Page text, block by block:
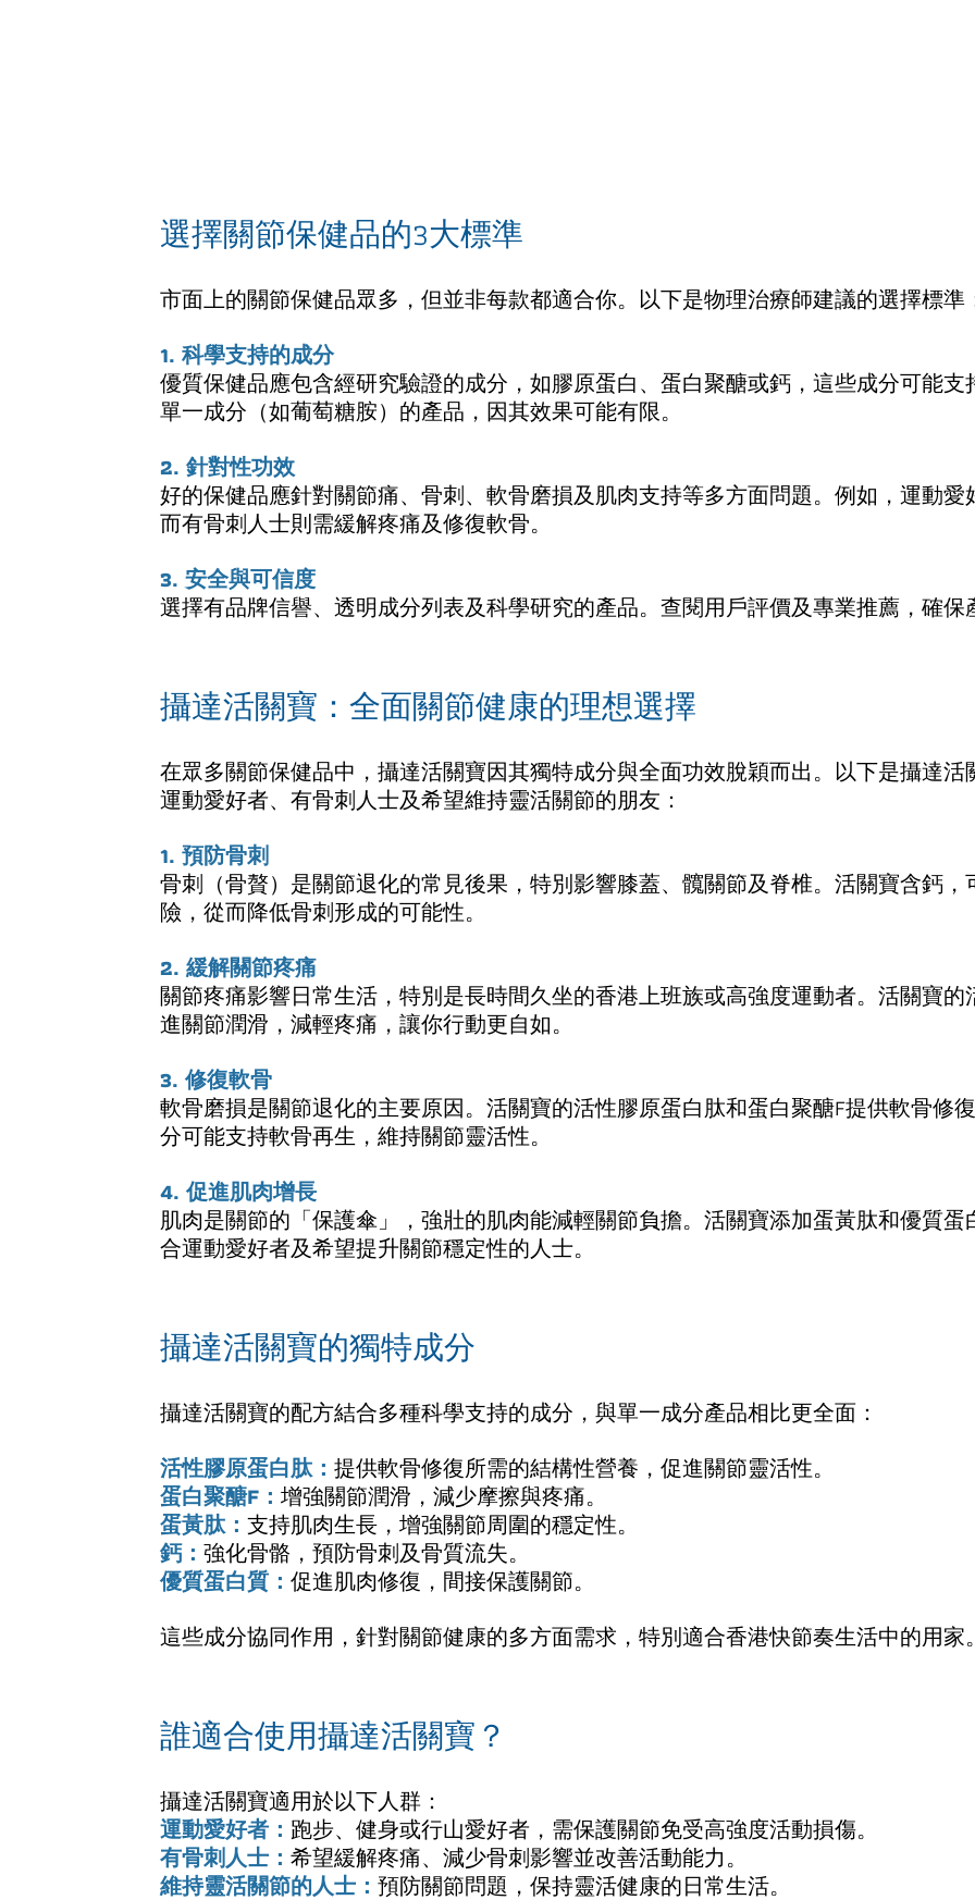
選擇關節保健品的3大標準
市面上的關節保健品眾多，但並非每款都適合你。以下是物理治療師建議的選擇標準
1. 科學支持的成分
優質保健品應包含經研究驗證的成分，如膠原蛋白、蛋白聚醣或鈣，這些成分可能
單一成分（如葡萄糖胺）的產品，因其效果可能有限。
2. 針對性功效
好的保健品應針對關節痛、骨刺、軟骨磨損及肌肉支持等多方面問題。例如，運動愛
而有骨刺人士則需緩解疼痛及修復軟骨。
3. 安全與可信度
選擇有品牌信譽、透明成分列表及科學研究的產品。查閱用戶評價及專業推薦，確保
攝達活關寶：全面關節健康的理想選擇
在眾多關節保健品中，攝達活關寶因其獨特成分與全面功效脫穎而出。以下是攝達
運動愛好者、有骨刺人士及希望維持靈活關節的朋友：
1. 預防骨刺
骨刺（骨贅）是關節退化的常見後果，特別影響膝蓋、髖關節及脊椎。活關寶含鈣
險，從而降低骨刺形成的可能性。
2. 緩解關節疼痛
關節疼痛影響日常生活，特別是長時間久坐的香港上班族或高強度運動者。活關寶
進關節潤滑，減輕疼痛，讓你行動更自如。
3. 修復軟骨
軟骨磨損是關節退化的主要原因。活關寶的活性膠原蛋白肽和蛋白聚醣F提供軟骨修
分可能支持軟骨再生，維持關節靈活性。
4. 促進肌肉增長
肌肉是關節的「保護傘」，強壯的肌肉能減輕關節負擔。活關寶添加蛋黃肽和優質
合運動愛好者及希望提升關節穩定性的人士。
攝達活關寶的獨特成分
攝達活關寶的配方結合多種科學支持的成分，與單一成分產品相比更全面：
活性膠原蛋白肽： 提供軟骨修復所需的結構性營養，促進關節靈活性。
蛋白聚醣F： 增強關節潤滑，減少摩擦與疼痛。
蛋黃肽： 支持肌肉生長，增強關節周圍的穩定性。
鈣： 強化骨骼，預防骨刺及骨質流失。
優質蛋白質： 促進肌肉修復，間接保護關節。
這些成分協同作用，針對關節健康的多方面需求，特別適合香港快節奏生活中的用家。
誰適合使用攝達活關寶？
攝達活關寶適用於以下人群：
運動愛好者： 跑步、健身或行山愛好者，需保護關節免受高強度活動損傷。
有骨刺人士： 希望緩解疼痛、減少骨刺影響並改善活動能力。
維持靈活關節的人士： 預防關節問題，保持靈活健康的日常生活。